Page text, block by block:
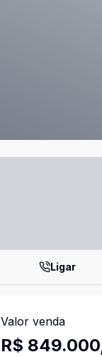
Ligar
Valor venda
R$